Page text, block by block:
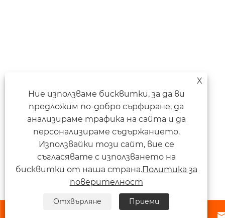
X
Ние използваме бисквитки, за да ви
предложим по-добро сърфиране, да
анализираме трафика на сайта и да
персонализираме съдържанието.
Използвайки този сайт, вие се
съгласявате с използването на
бисквитки от наша страна.Политика за
поверителност
Отхвърляне Приеми